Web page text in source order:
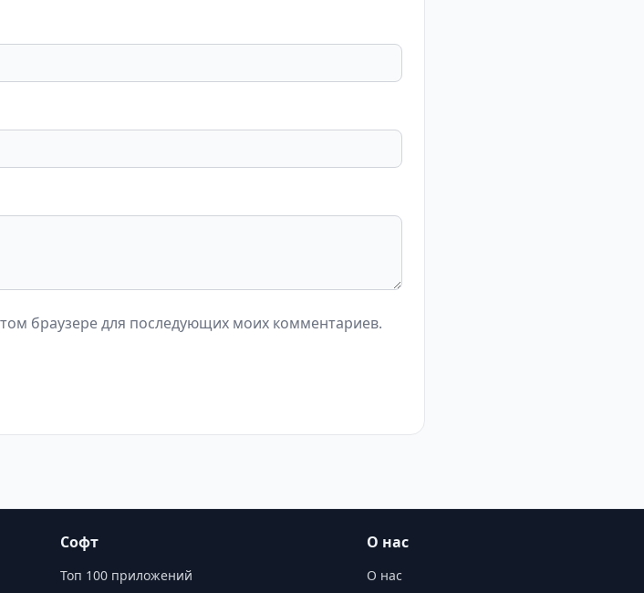
браузере для последующих моих комментариев.
Софт
Топ 100 приложений
О нас
О нас